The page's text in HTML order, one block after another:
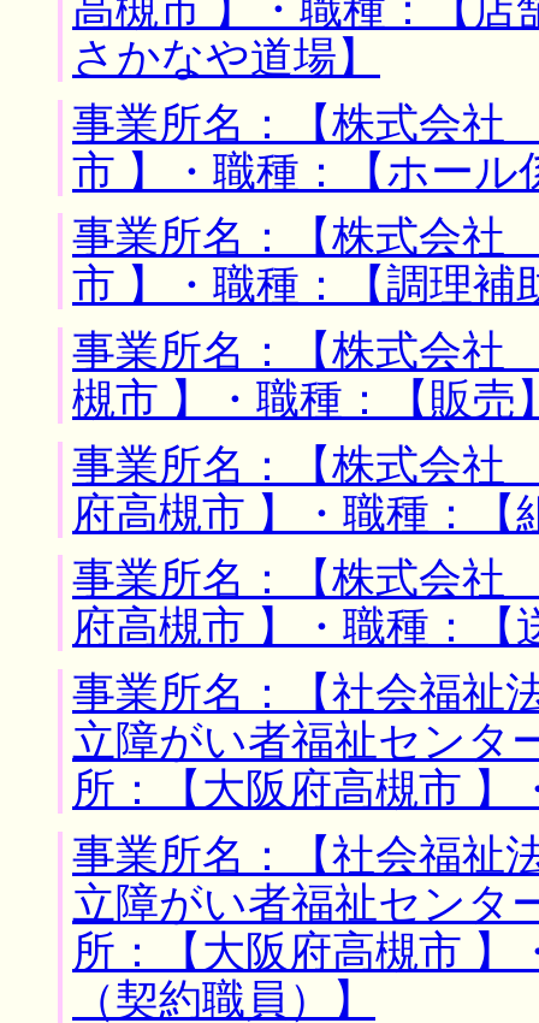
高槻市 】・職種：【店
さかなや道場】
事業所名：【株式会社
市 】・職種：【ホール
事業所名：【株式会社
市 】・職種：【調理補
事業所名：【株式会
槻市 】・職種：【販売
事業所名：【株式会社
府高槻市 】・職種：【
事業所名：【株式会社
府高槻市 】・職種：【
事業所名：【社会福
立障がい者福祉センタ
所：【大阪府高槻市 】
事業所名：【社会福
立障がい者福祉センタ
所：【大阪府高槻市 】
（契約職員）】